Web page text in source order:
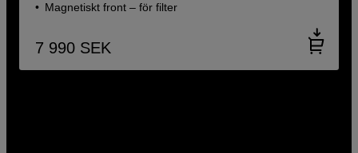
Magnetiskt front – för filter
7 990 SEK